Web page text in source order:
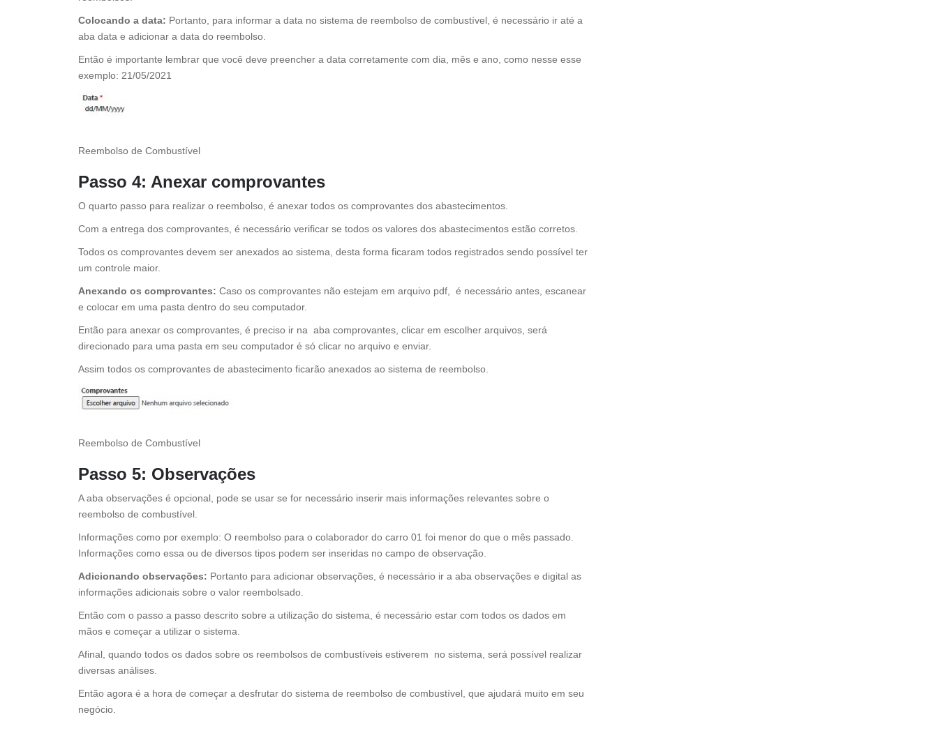
Colocando a data: Portanto, para informar a data no sistema de reembolso de combustível, é necessário ir até a
aba data e adicionar a data do reembolso.
Então é importante lembrar que você deve preencher a data corretamente com dia, mês e ano, como nesse esse
exemplo: 21/05/2021
Reembolso de Combustível
Passo 4: Anexar comprovantes
O quarto passo para realizar o reembolso, é anexar todos os comprovantes dos abastecimentos.
Com a entrega dos comprovantes, é necessário verificar se todos os valores dos abastecimentos estão corretos.
Todos os comprovantes devem ser anexados ao sistema, desta forma ficaram todos registrados sendo possível ter
um controle maior.
Anexando os comprovantes: Caso os comprovantes não estejam em arquivo pdf, é necessário antes, escanear
e colocar em uma pasta dentro do seu computador.
Então para anexar os comprovantes, é preciso ir na aba comprovantes, clicar em escolher arquivos, será
direcionado para uma pasta em seu computador é só clicar no arquivo e enviar.
Assim todos os comprovantes de abastecimento ficarão anexados ao sistema de reembolso.
Reembolso de Combustível
Passo 5: Observações
A aba observações é opcional, pode se usar se for necessário inserir mais informações relevantes sobre o
reembolso de combustível.
Informações como por exemplo: O reembolso para o colaborador do carro 01 foi menor do que o mês passado.
Informações como essa ou de diversos tipos podem ser inseridas no campo de observação.
Adicionando observações: Portanto para adicionar observações, é necessário ir a aba observações e digital as
informações adicionais sobre o valor reembolsado.
Então com o passo a passo descrito sobre a utilização do sistema, é necessário estar com todos os dados em
mãos e começar a utilizar o sistema.
Afinal, quando todos os dados sobre os reembolsos de combustíveis estiverem no sistema, será possível realizar
diversas análises.
Então agora é a hora de começar a desfrutar do sistema de reembolso de combustível, que ajudará muito em seu
negócio.